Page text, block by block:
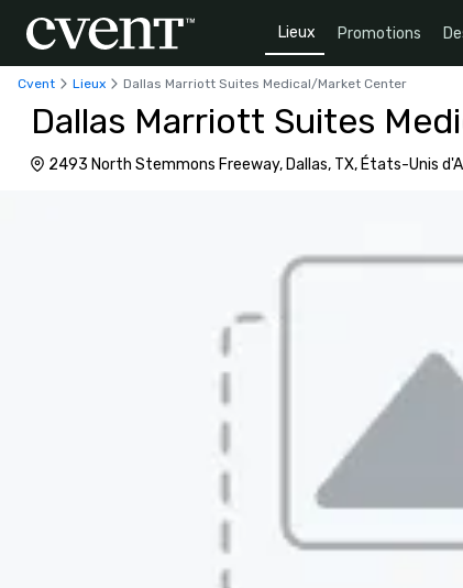
Lieux Promotions
Cvent Lieux Dallas Marriott Suites Medical/Market Center
Dallas Marriott Suites
2493 North Stemmons Freeway, Dallas, TX, États-Unis